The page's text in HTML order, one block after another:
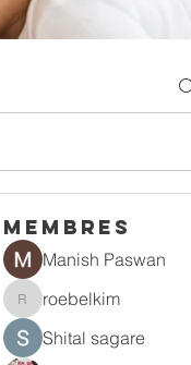
membres
Manish Paswan
roebelkim
roebelkim
Shital sagare